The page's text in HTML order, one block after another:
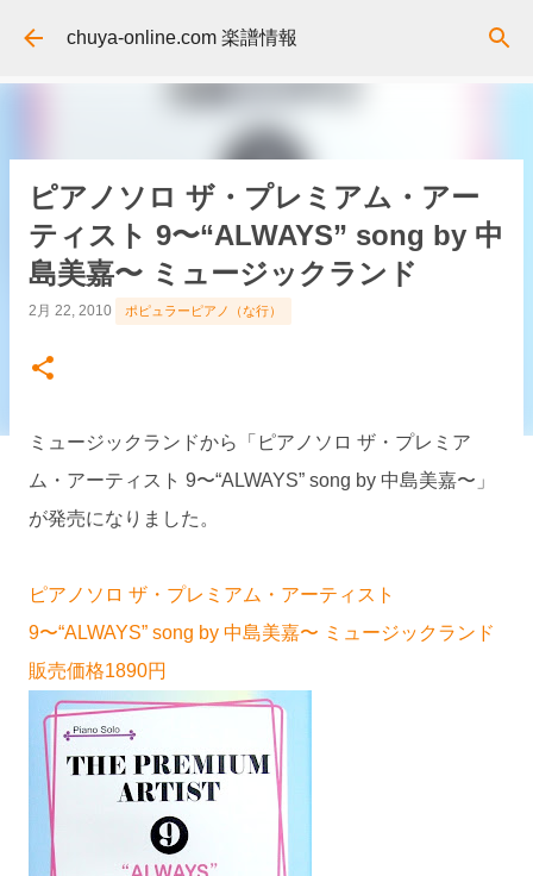
スキップしてメイン コンテンツに移動
chuya-online.com 楽譜情報
ピアノソロ ザ・プレミアム・アー
ティスト 9〜“ALWAYS” song by 中
島美嘉〜 ミュージックランド
2月 22, 2010 ポピュラーピアノ（な行）
ミュージックランドから「ピアノソロ ザ・プレミア
ム・アーティスト 9〜“ALWAYS” song by 中島美嘉〜」
が発売になりました。
ピアノソロ ザ・プレミアム・アーティスト
9〜“ALWAYS” song by 中島美嘉〜 ミュージックランド
販売価格1890円